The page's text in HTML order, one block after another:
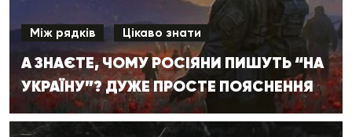
Між рядків Цікаво знати
А ЗНАЄТЕ, ЧОМУ РОСІЯНИ ПИШУТЬ “НА
УКРАЇНУ”? ДУЖЕ ПРОСТЕ ПОЯСНЕННЯ